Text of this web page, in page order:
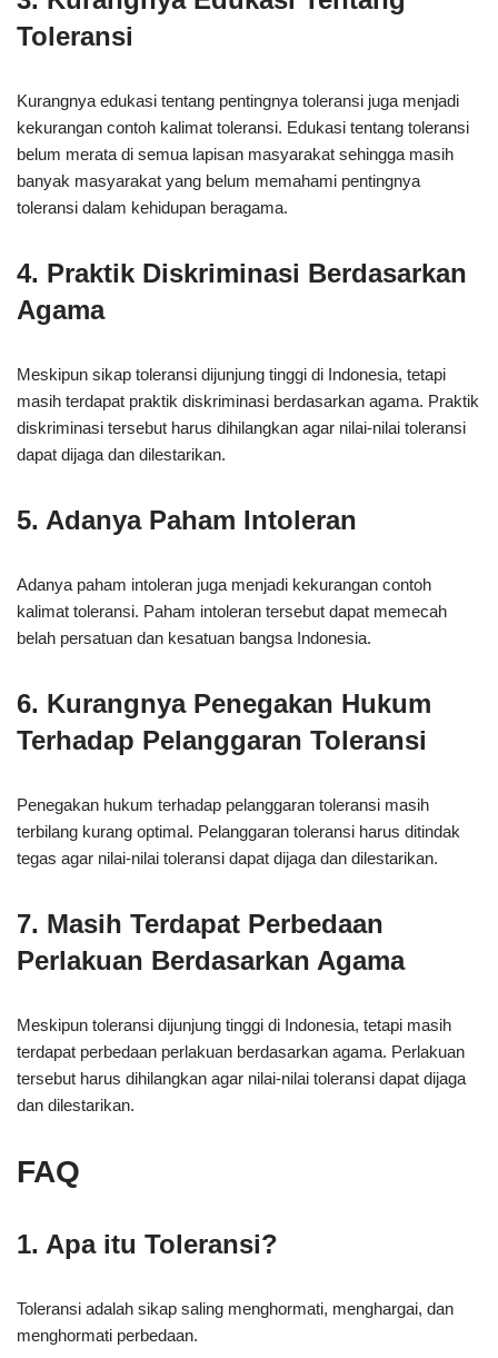
Toleransi
Kurangnya edukasi tentang pentingnya toleransi juga menjadi
kekurangan contoh kalimat toleransi. Edukasi tentang toleransi
belum merata di semua lapisan masyarakat sehingga masih
banyak masyarakat yang belum memahami pentingnya
toleransi dalam kehidupan beragama.
4. Praktik Diskriminasi Berdasarkan
Agama
Meskipun sikap toleransi dijunjung tinggi di Indonesia, tetapi
masih terdapat praktik diskriminasi berdasarkan agama. Praktik
diskriminasi tersebut harus dihilangkan agar nilai-nilai toleransi
dapat dijaga dan dilestarikan.
5. Adanya Paham Intoleran
Adanya paham intoleran juga menjadi kekurangan contoh
kalimat toleransi. Paham intoleran tersebut dapat memecah
belah persatuan dan kesatuan bangsa Indonesia.
6. Kurangnya Penegakan Hukum
Terhadap Pelanggaran Toleransi
Penegakan hukum terhadap pelanggaran toleransi masih
terbilang kurang optimal. Pelanggaran toleransi harus ditindak
tegas agar nilai-nilai toleransi dapat dijaga dan dilestarikan.
7. Masih Terdapat Perbedaan
Perlakuan Berdasarkan Agama
Meskipun toleransi dijunjung tinggi di Indonesia, tetapi masih
terdapat perbedaan perlakuan berdasarkan agama. Perlakuan
tersebut harus dihilangkan agar nilai-nilai toleransi dapat dijaga
dan dilestarikan.
FAQ
1. Apa itu Toleransi?
Toleransi adalah sikap saling menghormati, menghargai, dan
menghormati perbedaan.